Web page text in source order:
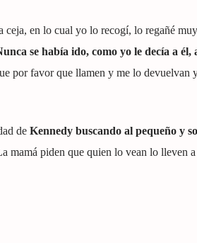
ceja, en lo cual yo lo recogí, lo regañé
se había ido, como yo le decía a
por favor que llamen y me lo devuelvan
de Kennedy buscando al pequeño y
mamá piden que quien lo vean lo lleven